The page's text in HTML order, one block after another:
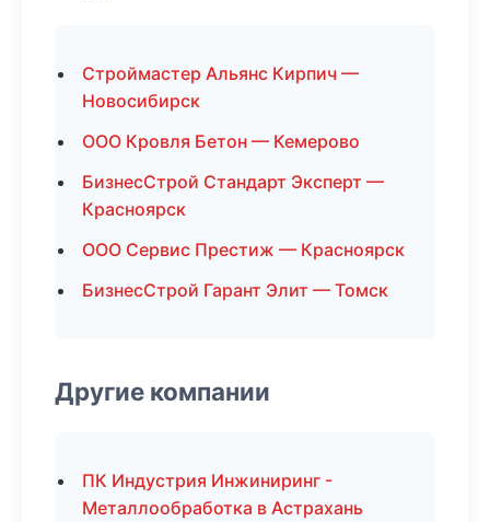
Строймастер Альянс Кирпич —
Новосибирск
ООО Кровля Бетон — Кемерово
БизнесСтрой Стандарт Эксперт —
Красноярск
ООО Сервис Престиж — Красноярск
БизнесСтрой Гарант Элит — Томск
Другие компании
ПК Индустрия Инжиниринг -
Металлообработка в Астрахань